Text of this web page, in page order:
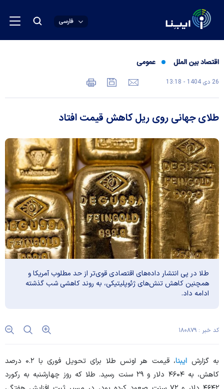
فارسی
اقتصاد بین الملل عمومی
26 دی 1404 - 13:18
طلای جهانی روی ریل کاهش قیمت افتاد
طلا در پی انتشار داده‌های اقتصادی قوی‌تر از حد مطلوب آمریکا و
همچنین کاهش تنش‌های ژئوپلیتیکی، به روند کاهشی شب گذشته
ادامه داد.
کد خبر : ۱۸۰۸۷۹
به گزارش ایبنا
، قیمت هر اونس طلا برای تحویل فوری با ۰.۲ درصد
کاهش، به ۴۶۰۴ دلار و ۲۹ سنت رسید. طلا که روز چهارشنبه به رکورد